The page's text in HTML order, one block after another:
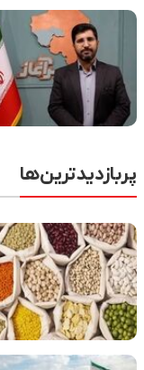
پربازدیدترین‌ها